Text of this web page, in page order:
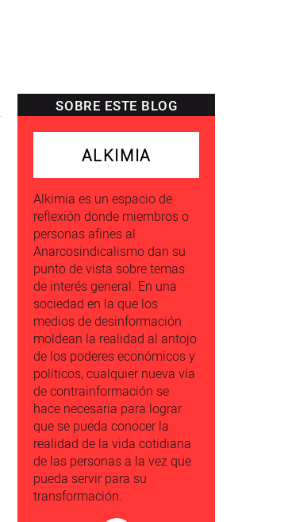
SOBRE ESTE BLOG
ALKIMIA
Alkimia es un espacio de
reflexión donde miembros o
personas afines al
Anarcosindicalismo dan su
punto de vista sobre temas
de interés general. En una
sociedad en la que los
medios de desinformación
moldean la realidad al antojo
de los poderes económicos y
políticos, cualquier nueva vía
de contrainformación se
hace necesaria para lograr
que se pueda conocer la
realidad de la vida cotidiana
de las personas a la vez que
pueda servir para su
transformación.